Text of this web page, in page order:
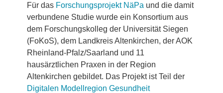
Für das Forschungsprojekt NäPa und die damit
verbundene Studie wurde ein Konsortium aus
dem Forschungskolleg der Universität Siegen
(FoKoS), dem Landkreis Altenkirchen, der AOK
Rheinland-Pfalz/Saarland und 11
hausärztlichen Praxen in der Region
Altenkirchen gebildet. Das Projekt ist Teil der
Digitalen Modellregion Gesundheit